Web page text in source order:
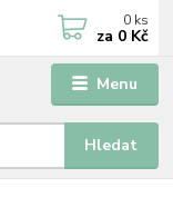
Menu
Hledat
0 ks
za 0 Kč